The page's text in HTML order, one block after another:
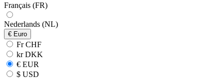
Français (FR)
Nederlands (NL)
€ Euro
Fr CHF
kr DKK
€ EUR
$ USD